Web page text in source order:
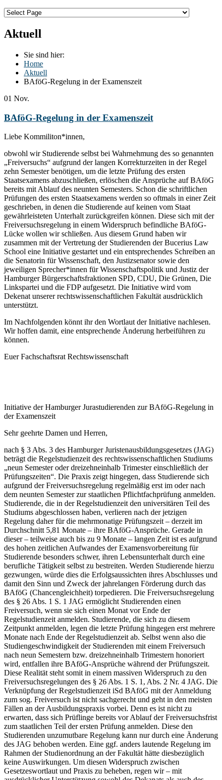
Aktuell
Sie sind hier:
Home
Aktuell
BAföG-Regelung in der Examenszeit
01 Nov.
BAföG-Regelung in der Examenszeit
Liebe Kommiliton*innen,
obwohl wir Studierende selbst bei Wahrnehmung des so genannten
„Freiversuchs“ aufgrund der langen Korrekturzeiten in der Regel
zehn Semester benötigen, um die letzte Prüfung des ersten
Staatsexamens abzuschließen, erlöschen die Ansprüche auf BAföG
bereits mit Ablauf des neunten Semesters. Schon die schriftlichen
Prüfungen des ersten Staatsexamens werden so oftmals in einer Zeit
geschrieben, in denen die Studierende auf keinen vom Staat
gewährleisteten Unterhalt zurückgreifen können. Diese sich mit der
Freiversuchsregelung in einem Widerspruch befindliche BAföG-
Lücke wollen wir schließen. Aus diesem Grund haben wir
zusammen mit der Vertretung der Studierenden der Bucerius Law
School eine Initiative gestartet und ein entsprechendes Schreiben an
die Senatorin für Wissenschaft, den Justizsenator sowie den
jeweiligen Sprecher*innen für Wissenschaftspolitik und Justiz der
Hamburger Bürgerschaftsfraktionen SPD, CDU, Die Grünen, Die
Linkspartei und die FDP aufgesetzt. Die Initiative wird vom
Dekenat unserer rechtswissenschaftlichen Fakultät ausdrücklich
unterstützt.
Im Nachfolgenden könnt ihr den Wortlaut der Initiative nachlesen.
Wir hoffen damit, eine entsprechende Änderung herbeiführen zu
können.
Euer Fachschaftsrat Rechtswissenschaft
Initiative der Hamburger Jurastudierenden zur BAföG-Regelung in
der Examenszeit
Sehr geehrte Damen und Herren,
nach § 3 Abs. 3 des Hamburger Juristenausbildungsgesetzes (JAG)
beträgt die Regelstudienzeit des rechtswissenschaftlichen Studiums
„neun Semester oder dreizehneinhalb Trimester einschließlich der
Prüfungszeiten“. Die Praxis zeigt hingegen, dass Studierende sich
aufgrund der Freiversuchsregelung regelmäßig erst im oder nach
dem neunten Semester zur staatlichen Pflichtfachprüfung anmelden.
Studierende, die in der Regelstudienzeit den universitären Teil des
Studiums abgeschlossen haben, verlieren nach der jetzigen
Regelung daher für die mehrmonatige Prüfungszeit – derzeit im
Durchschnitt 5,81 Monate – ihre BAföG-Ansprüche. Gerade in
dieser – teilweise auch bis zu 9 Monate – langen Zeit ist es aufgrund
des hohen zeitlichen Aufwandes der Examensvorbereitung für
Studierende besonders schwer, ihren Lebensunterhalt durch eine
berufliche Tätigkeit selbst zu bestreiten. Werden Studierende hierzu
gezwungen, würde dies die Erfolgsaussichten ihres Abschlusses und
damit den Sinn und Zweck der jahrelangen Förderung durch das
BAföG (Chancengleichheit) torpedieren. Die Freiversuchsregelung
des § 26 Abs. 1 S. 1 JAG ermöglicht Studierenden einen
Freiversuch, wenn sie sich einen Monat vor Ende der
Regelstudienzeit anmelden. Studierende, die sich zu diesem
Zeitpunkt anmelden, legen die letzte Prüfung hingegen erst mehrere
Monate nach Ende der Regelstudienzeit ab. Selbst wenn also die
Studiengeschwindigkeit der Studierenden mit einem Freiversuch
nach neun Semestern bzw. dreizehneinhalb Trimestern honoriert
wird, entfallen ihre BAföG-Ansprüche während der Prüfungszeit.
Diese Realität steht somit in einem massiven Widerspruch zu den
Freiversuchsregelungen des § 26 Abs. 1 S. 1, Abs. 2 Nr. 4 JAG. Die
Verknüpfung der Regelstudienzeit iSd BAföG mit der Anmeldung
zum sog. Freiversuch ist nicht sachgerecht und geht in den meisten
Fällen an der Ausbildungspraxis vorbei. Denn es ist nicht zu
erwarten, dass sich Prüflinge bereits vor Ablauf der Freiversuchsfrist
zum staatlichen Teil der ersten Prüfung anmelden. Diese den
Studierenden unzumutbare Regelung kann nur durch eine Änderung
des JAG behoben werden. Eine ggf. anders lautende Regelung im
Rahmen der Studienordnung an der Fakultät hätte diesbezüglich
keine Auswirkungen. Um diesen Widerspruch zwischen
Gesetzeswortlaut und Praxis zu beheben, regen wir – mit